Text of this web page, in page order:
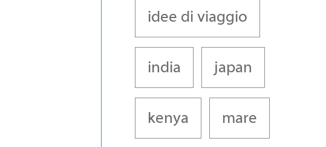
idee di viaggio
india japan
kenya mare